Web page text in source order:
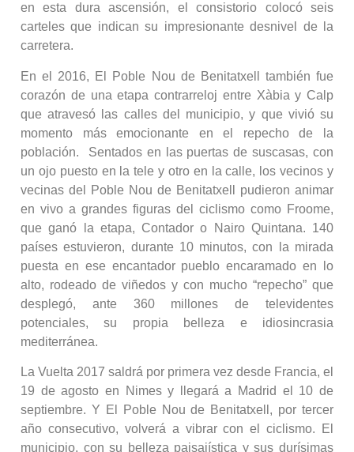
en esta dura ascensión, el consistorio colocó seis
carteles que indican su impresionante desnivel de la
carretera.
En el 2016, El Poble Nou de Benitatxell también fue
corazón de una etapa contrarreloj entre Xàbia y Calp
que atravesó las calles del municipio, y que vivió su
momento más emocionante en el repecho de la
población. Sentados en las puertas de suscasas, con
un ojo puesto en la tele y otro en la calle, los vecinos y
vecinas del Poble Nou de Benitatxell pudieron animar
en vivo a grandes figuras del ciclismo como Froome,
que ganó la etapa, Contador o Nairo Quintana. 140
países estuvieron, durante 10 minutos, con la mirada
puesta en ese encantador pueblo encaramado en lo
alto, rodeado de viñedos y con mucho “repecho” que
desplegó, ante 360 millones de televidentes
potenciales, su propia belleza e idiosincrasia
mediterránea.
La Vuelta 2017 saldrá por primera vez desde Francia, el
19 de agosto en Nimes y llegará a Madrid el 10 de
septiembre. Y El Poble Nou de Benitatxell, por tercer
año consecutivo, volverá a vibrar con el ciclismo. El
municipio, con su belleza paisajística y sus durísimas